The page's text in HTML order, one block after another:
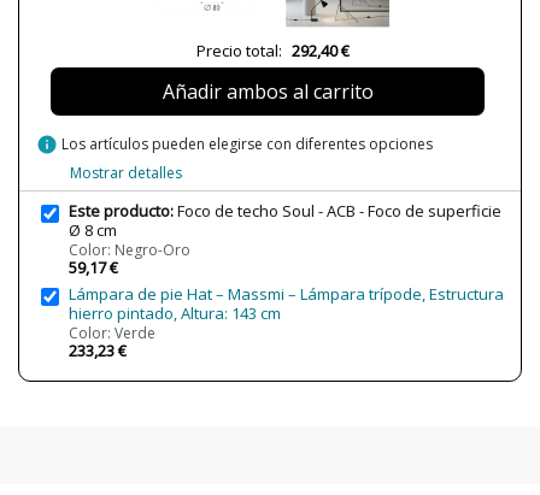
220-240V
GU10
No
Nº bombillas necesarias
1
Protección IP
IP20 (solo uso interior)
Clase
Clase I
Certificados
Fabricado en
Made in Spain
Tipo de Lámpara
Etiqueta Energética
Precio total: 292,40 €
Añadir ambos al carrito
info Los artículos pueden elegirse con diferentes opciones
Mostrar detalles
Este producto:Foco de techo Soul - ACB - Foco de superficie
Ø 8 cm
Color: Negro-Oro
59,17 €
Lámpara de pie Hat – Massmi – Lámpara trípode, Estructura
hierro pintado, Altura: 143 cm
Color: Verde
233,23 €